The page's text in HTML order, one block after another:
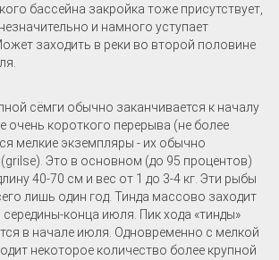
бассейна закройка тоже присутствует,
и намного уступает
заходить в реки во второй половине
сёмги обычно заканчивается к началу
очень короткого перерыва (не более
мелкие экземпляры - их обычно
Это в основном (до 95 процентов)
40-70 см и вес от 1 до 3-4 кг. Эти рыбы
лишь один год. Тинда массово заходит
середины-конца июля. Пик хода «тинды»
в начале июля. Одновременно с мелкой
некоторое количество более крупной